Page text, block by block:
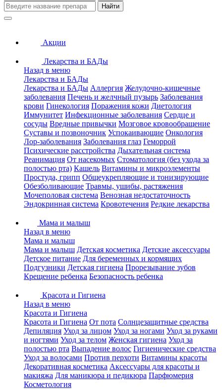
Найти
Акции
Лекарства и БАДы
Назад в меню
Лекарства и БАДы
Лекарства и БАДы Аллергия Желудочно-кишечные
заболевания Печень и желчный пузырь Заболевания
крови Гинекология Поражения кожи Диетология
Иммунитет Инфекционные заболевания Сердце и
сосуды Вредные привычки Мозговое кровообращение
Суставы и позвоночник Успокаивающие Онкология
Лор-заболевания Заболевания глаз Геморрой
Психические расстройства Дыхательная система
Реанимация От насекомых Стоматология (без ухода за
полостью рта) Кашель Витамины и микроэлементы
Простуда, грипп Общеукрепляющие и тонизирующие
Обезболивающие Травмы, ушибы, растяжения
Мочеполовая система Венозная недостаточность
Эндокринная система Кровотечения Редкие лекарства
Мама и малыш
Назад в меню
Мама и малыш
Мама и малыш Детская косметика Детские аксессуары
Детское питание Для беременных и кормящих
Подгузники Детская гигиена Прорезывание зубов
Крещение ребенка Безопасность ребенка
Красота и Гигиена
Назад в меню
Красота и Гигиена
Красота и Гигиена От пота Солнцезащитные средства
Депиляция Уход за лицом Уход за ногами Уход за руками
и ногтями Уход за телом Женская гигиена Уход за
полостью рта Выпадение волос Гигиенические средства
Уход за волосами Против перхоти Витамины красоты
Декоративная косметика Аксессуары для красоты и
макияжа Для маникюра и педикюра Парфюмерия
Косметология